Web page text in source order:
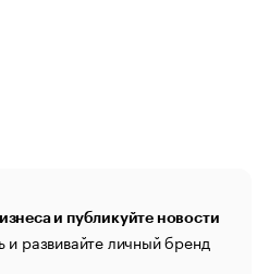
и публикуйте новости
и развивайте личный бренд